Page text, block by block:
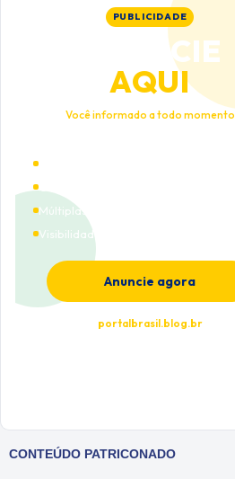
PUBLICIDADE
ANUNCIE
AQUI
Você informado a todo momento
Múltiplas categorias
Visibilidade premium
Anuncie agora
portalbrasil.blog.br